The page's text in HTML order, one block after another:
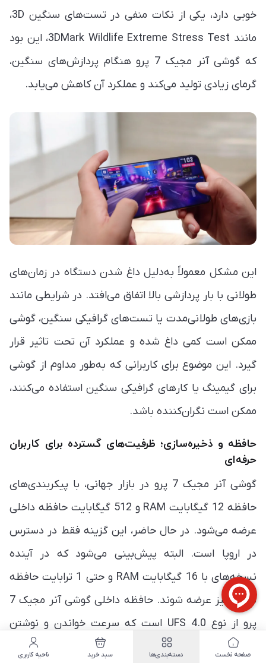
خوبی دارد، یکی از نکات منفی در تست‌های سنگین 3D،
مانند 3DMark Wildlife Extreme Stress Test، این بود
که گوشی آنر مجیک 7 پرو هنگام پردازش‌های سنگین،
گرمای زیادی تولید می‌کند و عملکرد آن کاهش می‌یابد.
این مشکل معمولاً به‌دلیل داغ شدن دستگاه در زمان‌های
طولانی با بار پردازشی بالا اتفاق می‌افتد. در شرایطی مانند
بازی‌های طولانی‌مدت یا تست‌های گرافیکی سنگین، گوشی
ممکن است کمی داغ شده و عملکرد آن تحت تاثیر قرار
گیرد. این موضوع برای کاربرانی که به‌طور مداوم از گوشی
برای گیمینگ یا کارهای گرافیکی سنگین استفاده می‌کنند،
ممکن است نگران‌کننده باشد.
حافظه و ذخیره‌سازی؛ ظرفیت‌های گسترده برای کاربران
حرفه‌ای
گوشی آنر مجیک 7 پرو در بازار جهانی، با پیکربندی‌های
حافظه 12 گیگابایت RAM و 512 گیگابایت حافظه داخلی
عرضه می‌شود. در حال حاضر، این گزینه فقط در دسترس
در اروپا است. البته پیش‌بینی می‌شود که در آینده
نسخه‌های با 16 گیگابایت RAM و حتی 1 ترابایت حافظه
داخلی نیز عرضه شوند. حافظه داخلی گوشی آنر مجیک 7
پرو از نوع UFS 4.0 است که سرعت خواندن و نوشتن
داده‌ها را به شدت بالا برده و باعث می‌شود که گوشی در
صفحه نخست دسته‌بندی‌ها سبد خرید ناحیه کاربری